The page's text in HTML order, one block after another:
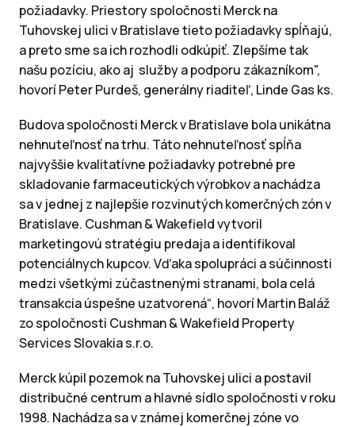
požiadavky. Priestory spoločnosti Merck na
Tuhovskej ulici v Bratislave tieto požiadavky spĺňajú,
a preto sme sa ich rozhodli odkúpiť. Zlepšíme tak
našu pozíciu, ako aj služby a podporu zákazníkom",
hovorí Peter Purdeš, generálny riaditeľ, Linde Gas ks.
Budova spoločnosti Merck v Bratislave bola unikátna
nehnuteľnosť na trhu. Táto nehnuteľnosť spĺňa
najvyššie kvalitatívne požiadavky potrebné pre
skladovanie farmaceutických výrobkov a nachádza
sa v jednej z najlepšie rozvinutých komerčných zón v
Bratislave. Cushman & Wakefield vytvoril
marketingovú stratégiu predaja a identifikoval
potenciálnych kupcov. Vďaka spolupráci a súčinnosti
medzi všetkými zúčastnenými stranami, bola celá
transakcia úspešne uzatvorená“, hovorí Martin Baláž
zo spoločnosti Cushman & Wakefield Property
Services Slovakia s.r.o.
Merck kúpil pozemok na Tuhovskej ulici a postavil
distribučné centrum a hlavné sídlo spoločnosti v roku
1998. Nachádza sa v známej komerčnej zóne vo